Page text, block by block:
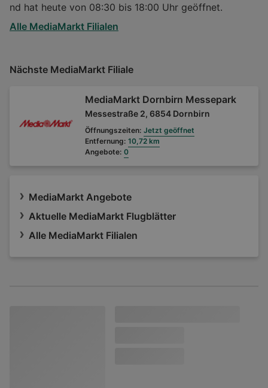
nd hat heute von 08:30 bis 18:00 Uhr geöffnet.
Alle MediaMarkt Filialen
Nächste MediaMarkt Filiale
MediaMarkt Dornbirn Messepark
Messestraße 2, 6854 Dornbirn
Öffnungszeiten: Jetzt geöffnet
Entfernung: 10,72 km
Angebote: 0
MediaMarkt Angebote
Aktuelle MediaMarkt Flugblätter
Alle MediaMarkt Filialen